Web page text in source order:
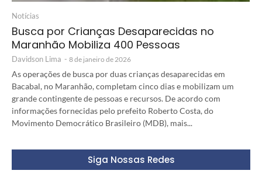
Notícias
Busca por Crianças Desaparecidas no
Maranhão Mobiliza 400 Pessoas
Davidson Lima - 8 de janeiro de 2026
As operações de busca por duas crianças desaparecidas em
Bacabal, no Maranhão, completam cinco dias e mobilizam um
grande contingente de pessoas e recursos. De acordo com
informações fornecidas pelo prefeito Roberto Costa, do
Movimento Democrático Brasileiro (MDB), mais...
Siga Nossas Redes